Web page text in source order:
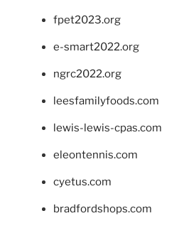
fpet2023.org
e-smart2022.org
ngrc2022.org
leesfamilyfoods.com
lewis-lewis-cpas.com
eleontennis.com
cyetus.com
bradfordshops.com